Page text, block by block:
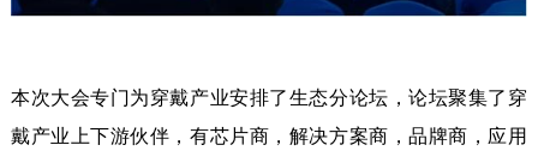
本次大会专门为穿戴产业安排了生态分论坛，论坛聚集了穿
戴产业上下游伙伴，有芯片商，解决方案商，品牌商，应用